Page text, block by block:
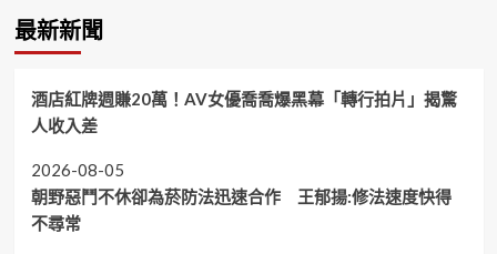
最新新聞
酒店紅牌週賺20萬！AV女優喬喬爆黑幕「轉行拍片」揭驚
人收入差
2026-08-05
朝野惡鬥不休卻為菸防法迅速合作 王郁揚:修法速度快得
不尋常